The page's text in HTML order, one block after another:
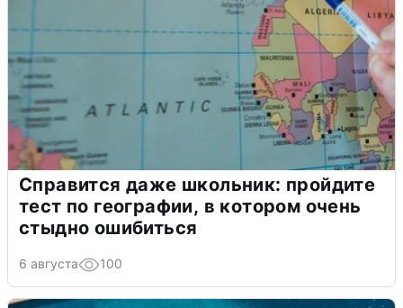
Справится даже школьник: пройдите
тест по географии, в котором очень
стыдно ошибиться
6 августа 100